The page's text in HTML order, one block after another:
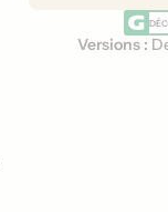
V
Versions :